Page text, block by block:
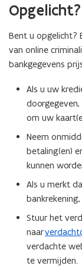
Opgelicht?
Bent u opgelicht?
van online
bankgegevens
Als u uw
om uw
Neem
betaling(en)
kunnen
Als u merkt
Stuur het
naar(
o
p
verdachte
te vermijden.